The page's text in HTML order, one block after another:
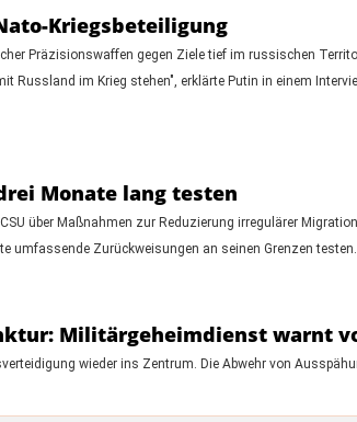
Kriegsbeteiligung
Präzisionswaffen gegen Ziele tief im russischen
Russland im Krieg stehen", erklärte Putin in einem
Monate lang testen
über Maßnahmen zur Reduzierung irregulärer
umfassende Zurückweisungen an seinen Grenzen
Militärgeheimdienst warnt
wieder ins Zentrum. Die Abwehr von